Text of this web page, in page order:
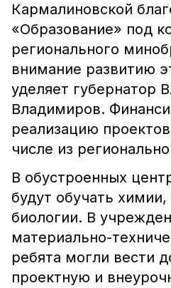
Кармалиновской
«Образование» под
регионального
внимание развитию
уделяет губернатор
Владимиров.
реализацию
числе из
В обустроенных
будут обучать химии,
биологии. В
материально-
ребята могли вести
проектную и